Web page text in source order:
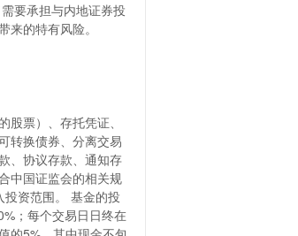
要承担与内地证券投
的特有风险。
票）、存托凭证、
转换债券、分离交易
、协议存款、通知存
中国证监会的相关规
资范围。 基金的投
；每个交易日日终在